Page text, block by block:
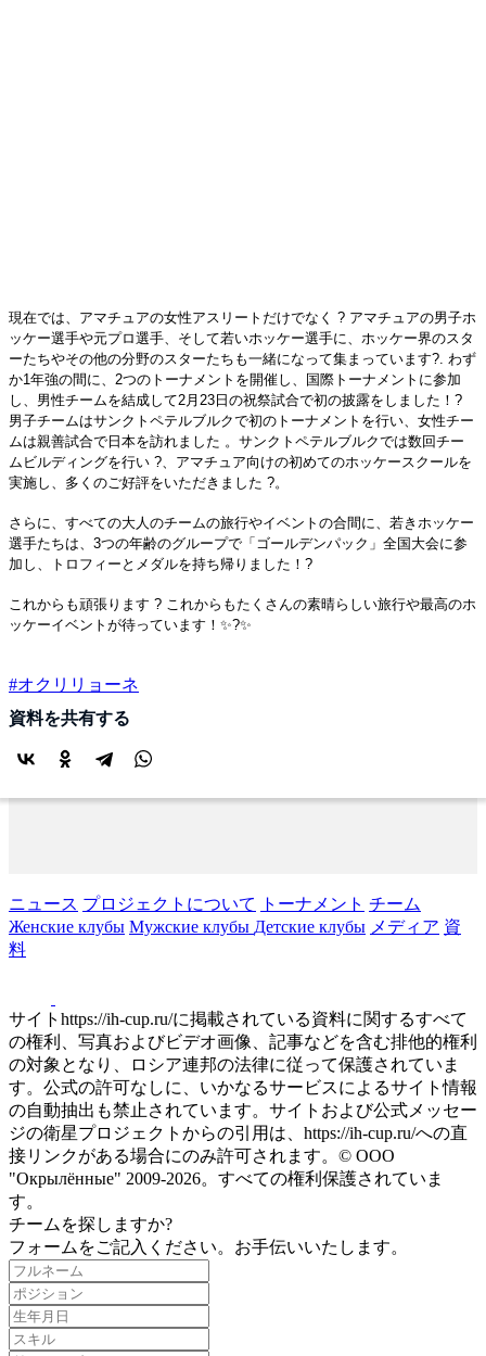
現在では、アマチュアの女性アスリートだけでなく ? アマチュアの男子ホ
ッケー選手や元プロ選手、そして若いホッケー選手に、ホッケー界のスタ
ーたちやその他の分野のスターたちも一緒になって集まっています?. わず
か1年強の間に、2つのトーナメントを開催し、国際トーナメントに参加
し、男性チームを結成して2月23日の祝祭試合で初の披露をしました！?
男子チームはサンクトペテルブルクで初のトーナメントを行い、女性チー
ムは親善試合で日本を訪れました 。サンクトペテルブルクでは数回チー
ムビルディングを行い ?、アマチュア向けの初めてのホッケースクールを
実施し、多くのご好評をいただきました ?。
さらに、すべての大人のチームの旅行やイベントの合間に、若きホッケー
選手たちは、3つの年齢のグループで「ゴールデンパック」全国大会に参
加し、トロフィーとメダルを持ち帰りました！?
これからも頑張ります ? これからもたくさんの素晴らしい旅行や最高のホ
ッケーイベントが待っています！✨?✨
#オクリリョーネ
資料を共有する
ニュース プロジェクトについて トーナメント チーム
Женские клубы Мужские клубы Детские клубы メディア 資
料
サイトhttps://ih-cup.ru/に掲載されている資料に関するすべて
の権利、写真およびビデオ画像、記事などを含む排他的権利
の対象となり、ロシア連邦の法律に従って保護されていま
す。公式の許可なしに、いかなるサービスによるサイト情報
の自動抽出も禁止されています。サイトおよび公式メッセー
ジの衛星プロジェクトからの引用は、https://ih-cup.ru/への直
接リンクがある場合にのみ許可されます。© ООО
"Окрылённые" 2009-2026。すべての権利保護されていま
す。
チームを探しますか?
フォームをご記入ください。お手伝いいたします。